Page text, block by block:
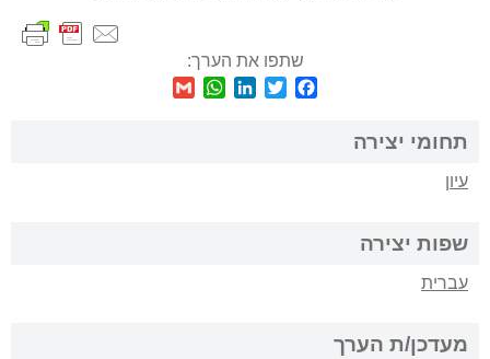
שתפו את הערך:
Facebook
Twitter
LinkedIn
WhatsApp
תחומי יצירה
עיון
שפות יצירה
עברית
מעדכן/ת הערך